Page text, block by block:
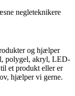
negleteknikere
og hjælper
polygel, akryl, LED-
et produkt eller er
hjælper vi gerne.